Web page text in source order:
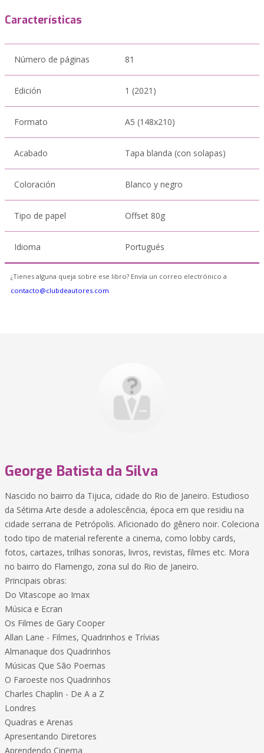
Características
Número de páginas 81
Edición 1 (2021)
Formato A5 (148x210)
Acabado Tapa blanda (con solapas)
Coloración Blanco y negro
Tipo de papel Offset 80g
Idioma Portugués
¿Tienes alguna queja sobre ese libro? Envía un correo electrónico a
contacto@clubdeautores.com
George Batista da Silva
Nascido no bairro da Tijuca, cidade do Rio de Janeiro. Estudioso
da Sétima Arte desde a adolescência, época em que residiu na
cidade serrana de Petrópolis. Aficionado do gênero noir. Coleciona
todo tipo de material referente a cinema, como lobby cards,
fotos, cartazes, trilhas sonoras, livros, revistas, filmes etc. Mora
no bairro do Flamengo, zona sul do Rio de Janeiro.
Principais obras:
Do Vitascope ao Imax
Música e Ecran
Os Filmes de Gary Cooper
Allan Lane - Filmes, Quadrinhos e Trívias
Almanaque dos Quadrinhos
Músicas Que São Poemas
O Faroeste nos Quadrinhos
Charles Chaplin - De A a Z
Londres
Quadras e Arenas
Apresentando Diretores
Aprendendo Cinema